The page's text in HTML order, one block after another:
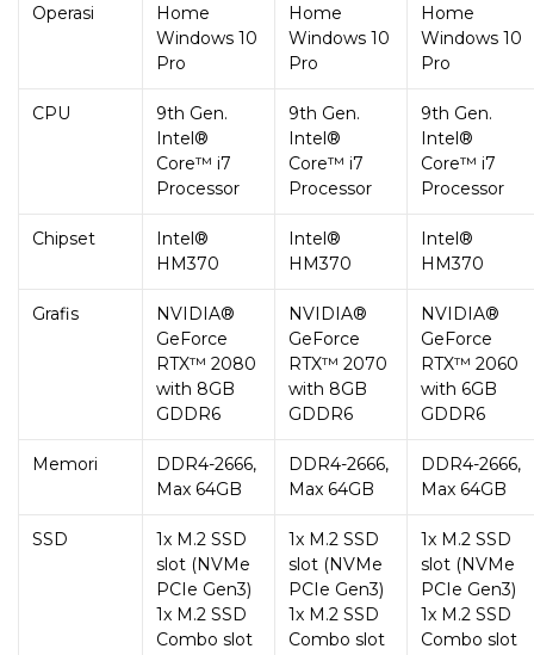
Operasi
Home
Windows 10
Pro
Home
Windows 10
Pro
Home
Windows 10
Pro
CPU
9th Gen.
Intel®
Core™ i7
Processor
9th Gen.
Intel®
Core™ i7
Processor
9th Gen.
Intel®
Core™ i7
Processor
Chipset
Intel®
HM370
Intel®
HM370
Intel®
HM370
Grafis
NVIDIA®
GeForce
RTX™ 2080
with 8GB
GDDR6
NVIDIA®
GeForce
RTX™ 2070
with 8GB
GDDR6
NVIDIA®
GeForce
RTX™ 2060
with 6GB
GDDR6
Memori
DDR4-2666,
Max 64GB
DDR4-2666,
Max 64GB
DDR4-2666,
Max 64GB
SSD
1x M.2 SSD
slot (NVMe
PCIe Gen3)
1x M.2 SSD
Combo slot
1x M.2 SSD
slot (NVMe
PCIe Gen3)
1x M.2 SSD
Combo slot
1x M.2 SSD
slot (NVMe
PCIe Gen3)
1x M.2 SSD
Combo slot